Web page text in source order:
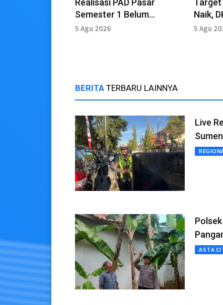
Realisasi PAD Pasar
Semester 1 Belum
Mencapai Setengah dari
5 Agu 2026
Target
Naik,
5 Agu
BERITA TERBARU LAINNYA
Live
ASTA